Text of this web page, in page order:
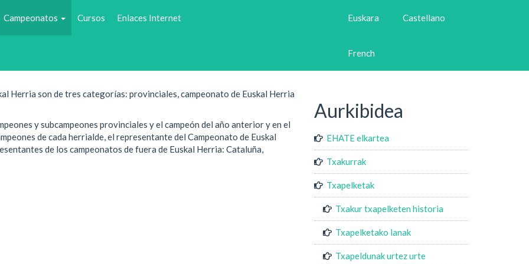
Campeonatos Cursos Enlaces Internet Euskara Castellano
French
Herria son de tres categorías: provinciales, campeonato de Euskal Herria
y subcampeones provinciales y el campeón del año anterior y en el
de cada herrialde, el representante del Campeonato de Euskal
de los campeonatos de fuera de Euskal Herria: Cataluña,
Aurkibidea
EHATE elkartea
Txakurrak
Txapelketak
Txakur txapelketen historia
Txapelketako lanak
Txapeldunak urtez urte